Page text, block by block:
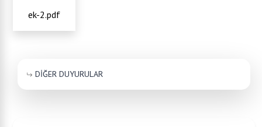
ek-2.pdf
DİĞER DUYURULAR